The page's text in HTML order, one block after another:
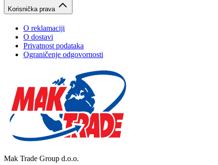
Korisnička prava
O reklamaciji
O dostavi
Privatnost podataka
Ograničenje odgovornosti
Mak Trade Group d.o.o.